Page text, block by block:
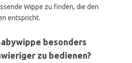
Wippe zu finden, die den
entspricht.
besonders
zu bedienen?